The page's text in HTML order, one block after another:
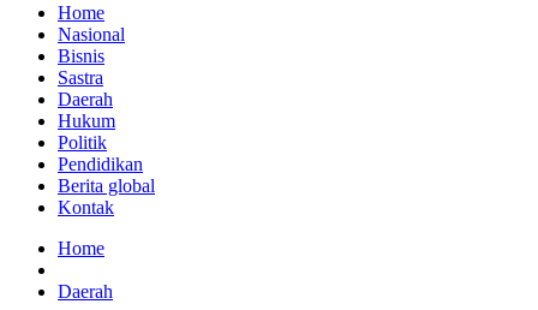
Home
Nasional
Bisnis
Sastra
Daerah
Hukum
Politik
Pendidikan
Berita global
Kontak
Home
Daerah